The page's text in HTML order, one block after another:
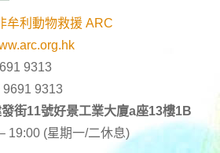
牟利動物救援 ARC
9313
9691 9313
街11號好景工業大廈a座13樓1B
19:00 (星期一/二休息)